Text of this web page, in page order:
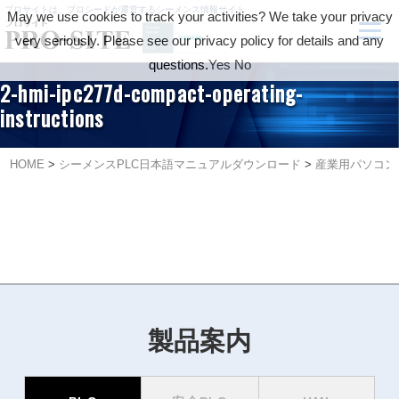
プロサイトは、プロシードが運営するシーメンス情報サイト
2-hmi-ipc277d-compact-operating-
instructions
HOME > シーメンスPLC日本語マニュアルダウンロード > 産業用パソコ
製品案内
May we use cookies to track your activities? We take your privacy
very seriously. Please see our privacy policy for details and any
questions.Yes No